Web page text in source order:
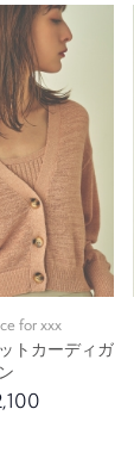
for xxx
トカーディガ
ン